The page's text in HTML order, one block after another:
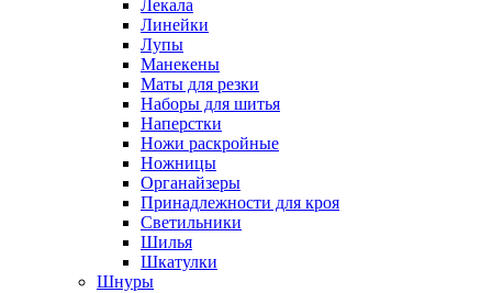
Лекала
Линейки
Лупы
Манекены
Маты для резки
Наборы для шитья
Наперстки
Ножи раскройные
Ножницы
Органайзеры
Принадлежности для кроя
Светильники
Шилья
Шкатулки
Шнуры